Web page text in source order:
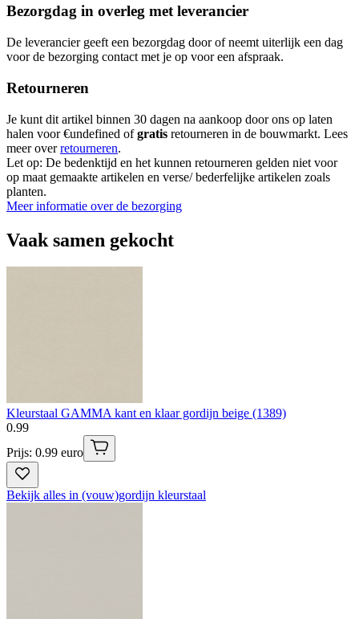
Bezorgdag in overleg met leverancier
De leverancier geeft een bezorgdag door of neemt uiterlijk een dag
voor de bezorging contact met je op voor een afspraak.
Retourneren
Je kunt dit artikel binnen 30 dagen na aankoop door ons op laten
halen voor €undefined ofgratis retourneren in de bouwmarkt. Lees
meer overretourneren.
Let op: De bedenktijd en het kunnen retourneren gelden niet voor
op maat gemaakte artikelen en verse/ bederfelijke artikelen zoals
planten.
Meer informatie over de bezorging
Vaak samen gekocht
Kleurstaal GAMMA kant en klaar gordijn beige (1389)
0.99
Prijs: 0.99 euro
Bekijk alles in (vouw)gordijn kleurstaal